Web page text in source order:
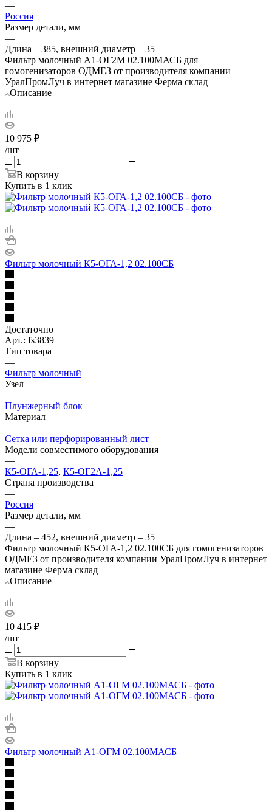
—
Россия
Размер детали, мм
—
Длина – 385, внешний диаметр – 35
Фильтр молочный А1-ОГ2М 02.100МАСБ для
гомогенизаторов ОДМЕЗ от производителя компании
УралПромЛуч в интернет магазине Ферма склад
Описание
10 975 ₽
/шт
В корзину
Купить в 1 клик
Фильтр молочный К5-ОГА-1,2 02.100СБ
Достаточно
Арт.: fs3839
Тип товара
—
Фильтр молочный
Узел
—
Плунжерный блок
Материал
—
Сетка или перфорированный лист
Модели совместимого оборудования
—
К5-ОГА-1,25, К5-ОГ2А-1,25
Страна производства
—
Россия
Размер детали, мм
—
Длина – 452, внешний диаметр – 35
Фильтр молочный К5-ОГА-1,2 02.100СБ для гомогенизаторов
ОДМЕЗ от производителя компании УралПромЛуч в интернет
магазине Ферма склад
Описание
10 415 ₽
/шт
В корзину
Купить в 1 клик
Фильтр молочный А1-ОГМ 02.100МАСБ